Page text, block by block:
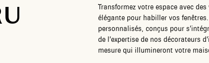
Transformez votre espace avec
élégante pour habiller vos
personnalisés, conçus pour
de l’expertise de nos décorateurs
mesure qui illumineront votre